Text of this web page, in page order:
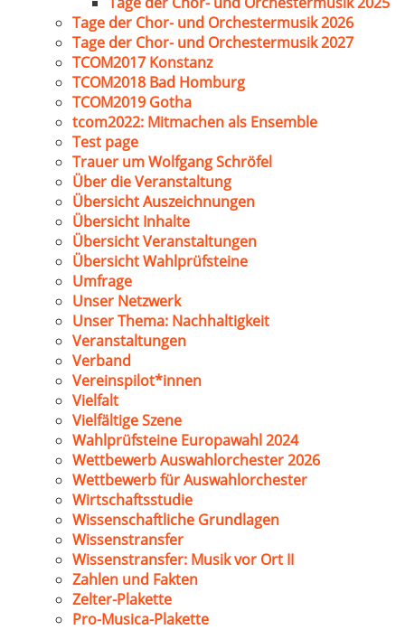
Tage der Chor- und Orchestermusik 2026
Tage der Chor- und Orchestermusik 2027
TCOM2017 Konstanz
TCOM2018 Bad Homburg
TCOM2019 Gotha
tcom2022: Mitmachen als Ensemble
Test page
Trauer um Wolfgang Schröfel
Über die Veranstaltung
Übersicht Auszeichnungen
Übersicht Inhalte
Übersicht Veranstaltungen
Übersicht Wahlprüfsteine
Umfrage
Unser Netzwerk
Unser Thema: Nachhaltigkeit
Veranstaltungen
Verband
Vereinspilot*innen
Vielfalt
Vielfältige Szene
Wahlprüfsteine Europawahl 2024
Wettbewerb Auswahlorchester 2026
Wettbewerb für Auswahlorchester
Wirtschaftsstudie
Wissenschaftliche Grundlagen
Wissenstransfer
Wissenstransfer: Musik vor Ort II
Zahlen und Fakten
Zelter-Plakette
Pro-Musica-Plakette